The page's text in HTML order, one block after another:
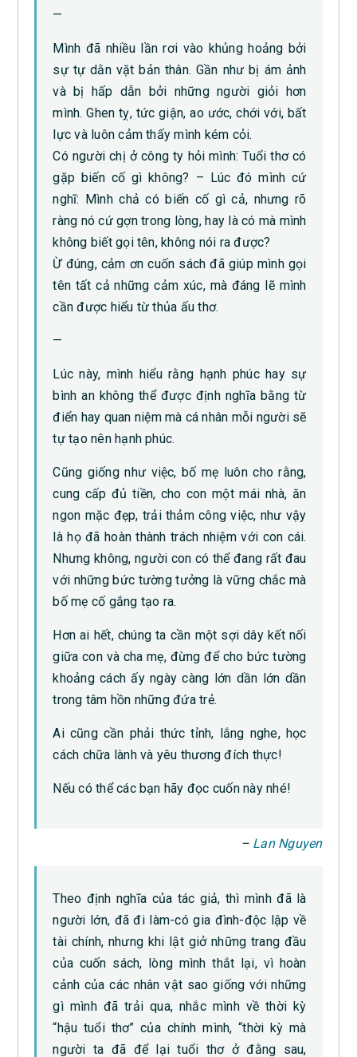
—
Mình đã nhiều lần rơi vào khủng hoảng bởi
sự tự dằn vặt bản thân. Gần như bị ám ảnh
và bị hấp dẫn bởi những người giỏi hơn
mình. Ghen tỵ, tức giận, ao ước, chới với, bất
lực và luôn cảm thấy mình kém cỏi.
Có người chị ở công ty hỏi mình: Tuổi thơ có
gặp biến cố gì không? – Lúc đó mình cứ
nghĩ: Mình chả có biến cố gì cả, nhưng rõ
ràng nó cứ gợn trong lòng, hay là có mà mình
không biết gọi tên, không nói ra được?
Ừ đúng, cảm ơn cuốn sách đã giúp mình gọi
tên tất cả những cảm xúc, mà đáng lẽ mình
cần được hiểu từ thủa ấu thơ.
—
Lúc này, mình hiểu rằng hạnh phúc hay sự
bình an không thể được định nghĩa bằng từ
điển hay quan niệm mà cá nhân mỗi người sẽ
tự tạo nên hạnh phúc.
Cũng giống như việc, bố mẹ luôn cho rằng,
cung cấp đủ tiền, cho con một mái nhà, ăn
ngon mặc đẹp, trải thảm công việc, như vậy
là họ đã hoàn thành trách nhiệm với con cái.
Nhưng không, người con có thể đang rất đau
với những bức tường tưởng là vững chắc mà
bố mẹ cố gắng tạo ra.
Hơn ai hết, chúng ta cần một sợi dây kết nối
giữa con và cha mẹ, đừng để cho bức tường
khoảng cách ấy ngày càng lớn dần lớn dần
trong tâm hồn những đứa trẻ.
Ai cũng cần phải thức tỉnh, lắng nghe, học
cách chữa lành và yêu thương đích thực!
Nếu có thể các bạn hãy đọc cuốn này nhé!
– Lan Nguyen
Theo định nghĩa của tác giả, thì mình đã là
người lớn, đã đi làm-có gia đình-độc lập về
tài chính, nhưng khi lật giở những trang đầu
của cuốn sách, lòng mình thắt lại, vì hoàn
cảnh của các nhân vật sao giống với những
gì mình đã trải qua, nhắc mình về thời kỳ
“hậu tuổi thơ” của chính mình, “thời kỳ mà
người ta đã để lại tuổi thơ ở đằng sau,